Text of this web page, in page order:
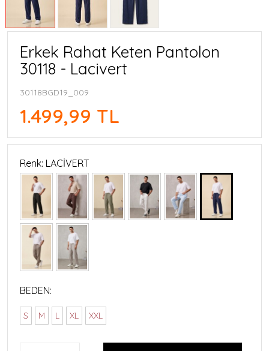
Erkek Rahat Keten Pantolon
30118 - Lacivert
30118BGD19_009
1.499,99 TL
Renk: LACİVERT
BEDEN:
S M L XL XXL